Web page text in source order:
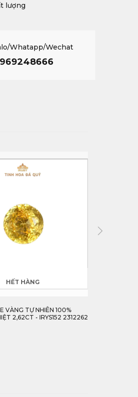
lượng
Whatapp/Wechat
HẾT HÀNG
VÀNG TỰ NHIÊN 100%
2,62CT - IRYS152 2312262